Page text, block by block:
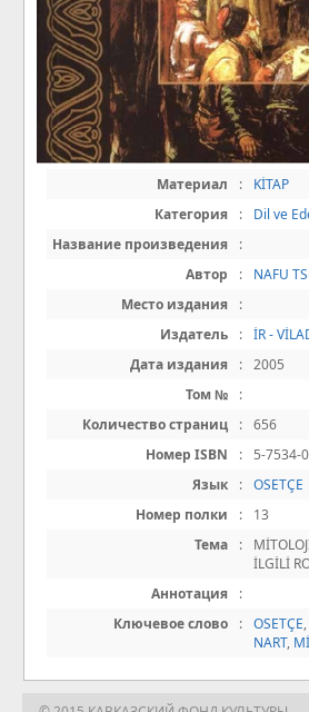
Материал :
KİTAP
Категория
: Dil ve
Название произведения
:
Автор
: NAFU
Место издания
:
Издатель
: İR -
Дата издания
: 2005
Том №
:
Количество страниц
: 656
Номер ISBN
:
5-7534-
Язык
: OSETÇE
Номер полки
:
13
Тема
:
İLGİLİ
Аннотация
:
Ключевое слово
: OSETÇE,
NART,